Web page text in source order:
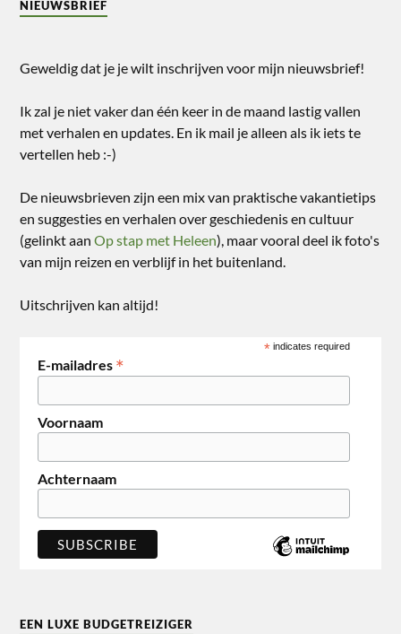
NIEUWSBRIEF
Geweldig dat je je wilt inschrijven voor mijn nieuwsbrief!
Ik zal je niet vaker dan één keer in de maand lastig vallen
met verhalen en updates. En ik mail je alleen als ik iets te
vertellen heb :-)
De nieuwsbrieven zijn een mix van praktische vakantietips
en suggesties en verhalen over geschiedenis en cultuur
(gelinkt aanOp stap met Heleen), maar vooral deel ik foto's
van mijn reizen en verblijf in het buitenland.
Uitschrijven kan altijd!
* indicates required
E-mailadres *
Voornaam
Achternaam
EEN LUXE BUDGETREIZIGER